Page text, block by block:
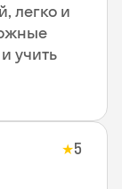
легко и
учить
★5